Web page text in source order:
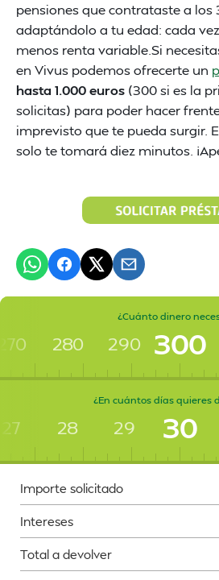
pensiones que contrataste a los
adaptándolo a tu edad: cada
menos renta variable.Si
en Vivus podemos ofrecerte un
hasta 1.000 euros (300 si es la
solicitas) para poder hacer
imprevisto que te pueda surgir.
solo te tomará diez minutos.
¿Cuánto dinero
280 290 300
¿En cuántos días quieres
27 28 29 30
Importe solicitado
Intereses
Total a devolver